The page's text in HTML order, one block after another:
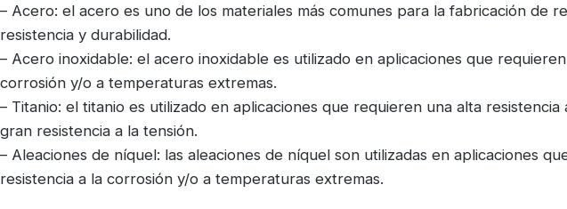
– Acero: el acero es uno de los materiales más comunes para la fabricación de
resistencia y durabilidad.
– Acero inoxidable: el acero inoxidable es utilizado en aplicaciones que
corrosión y/o a temperaturas extremas.
– Titanio: el titanio es utilizado en aplicaciones que requieren una alta resistencia
gran resistencia a la tensión.
– Aleaciones de níquel: las aleaciones de níquel son utilizadas en aplicaciones
resistencia a la corrosión y/o a temperaturas extremas.